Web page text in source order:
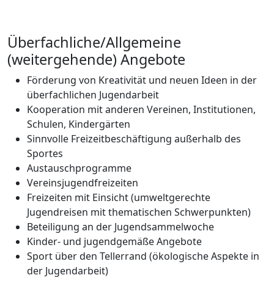
Überfachliche/Allgemeine
(weitergehende) Angebote
Förderung von Kreativität und neuen Ideen in der
überfachlichen Jugendarbeit
Kooperation mit anderen Vereinen, Institutionen,
Schulen, Kindergärten
Sinnvolle Freizeitbeschäftigung außerhalb des
Sportes
Austauschprogramme
Vereinsjugendfreizeiten
Freizeiten mit Einsicht (umweltgerechte
Jugendreisen mit thematischen Schwerpunkten)
Beteiligung an der Jugendsammelwoche
Kinder- und jugendgemäße Angebote
Sport über den Tellerrand (ökologische Aspekte in
der Jugendarbeit)